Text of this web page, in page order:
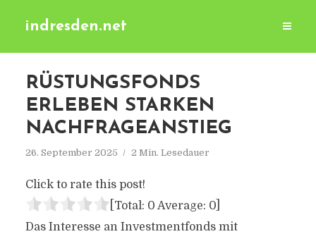
indresden.net
RÜSTUNGSFONDS
ERLEBEN STARKEN
NACHFRAGEANSTIEG
26. September 2025 2 Min. Lesedauer
Click to rate this post!
[Total: 0 Average: 0]
Das Interesse an Investmentfonds mit